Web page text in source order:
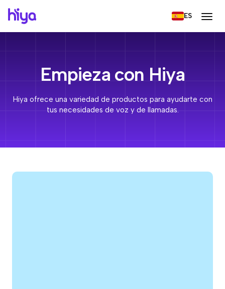
ES
Empieza con Hiya
Hiya ofrece una variedad de productos para ayudarte con
tus necesidades de voz y de llamadas.